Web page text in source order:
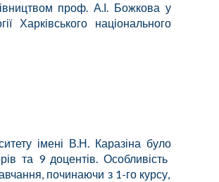
проф. А.І. Божкова у
Харківського національного
імені В.Н. Каразіна було
та 9 доцентів. Особливість
починаючи з 1-го курсу,